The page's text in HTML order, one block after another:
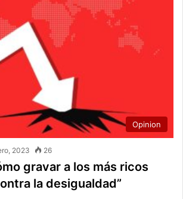
Opinion
2023 26
gravar a los más ricos
la desigualdad”